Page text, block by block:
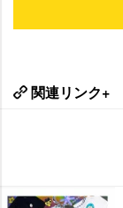
関連リンク+